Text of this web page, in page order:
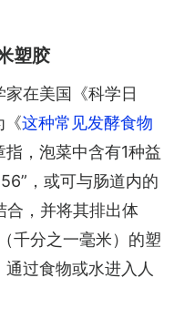
塑胶
在美国《科学日
《这种常见发酵食物
指，泡菜中含有1种益
，或可与肠道内的
合，并将其排出体
千分之一毫米）的塑
过食物或水进入人